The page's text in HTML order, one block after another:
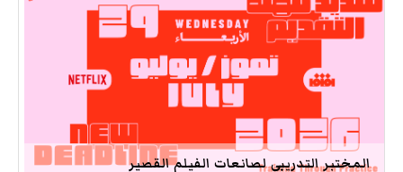
المختبر التدريبي لصانعات الفيلم القصير